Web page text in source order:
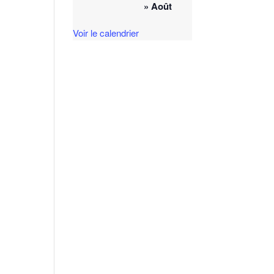
» Août
Voir le calendrier